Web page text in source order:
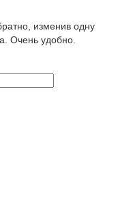
изменив одну
Очень удобно.